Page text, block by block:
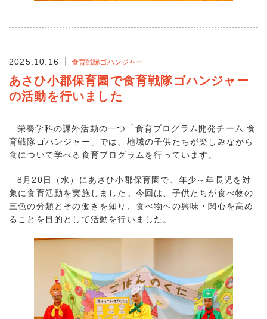
2025.10.16 食育戦隊ゴハンジャー
あさひ小郡保育園で食育戦隊ゴハンジャー
の活動を行いました
栄養学科の課外活動の一つ「食育プログラム開発チーム 食
育戦隊ゴハンジャー」では、地域の子供たちが楽しみながら
食について学べる食育プログラムを行っています。
8月20日（水）にあさひ小郡保育園で、年少～年長児を対
象に食育活動を実施しました。今回は、子供たちが食べ物の
三色の分類とその働きを知り、食べ物への興味・関心を高め
ることを目的として活動を行いました。